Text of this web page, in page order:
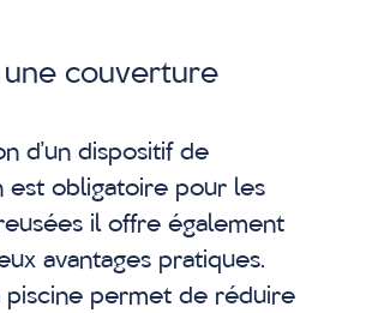
une couverture
d’un dispositif de
est obligatoire pour les
il offre également
avantages pratiques.
piscine permet de réduire